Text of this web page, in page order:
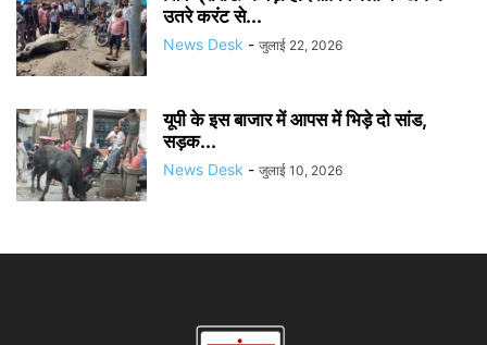
उतरे करंट से...
News Desk - जुलाई 22, 2026
यूपी के इस बाजार में आपस में भिड़े दो सांड,
सड़क...
News Desk - जुलाई 10, 2026